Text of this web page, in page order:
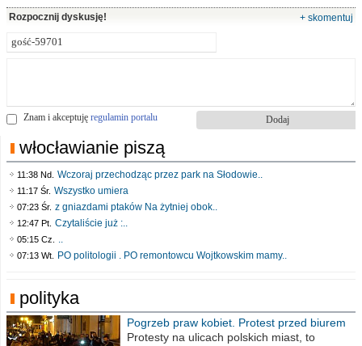
Rozpocznij dyskusję! + skomentuj
Znam i akceptuję regulamin portalu
włocławianie piszą
11:38 Nd. Wczoraj przechodząc przez park na Słodowie..
11:17 Śr. Wszystko umiera
07:23 Śr. z gniazdami ptaków Na żytniej obok..
12:47 Pt. Czytaliście już :..
05:15 Cz. ..
07:13 Wt. PO politologii . PO remontowcu Wojtkowskim mamy..
polityka
Pogrzeb praw kobiet. Protest przed biurem
poselskim PiS
Protesty na ulicach polskich miast, to